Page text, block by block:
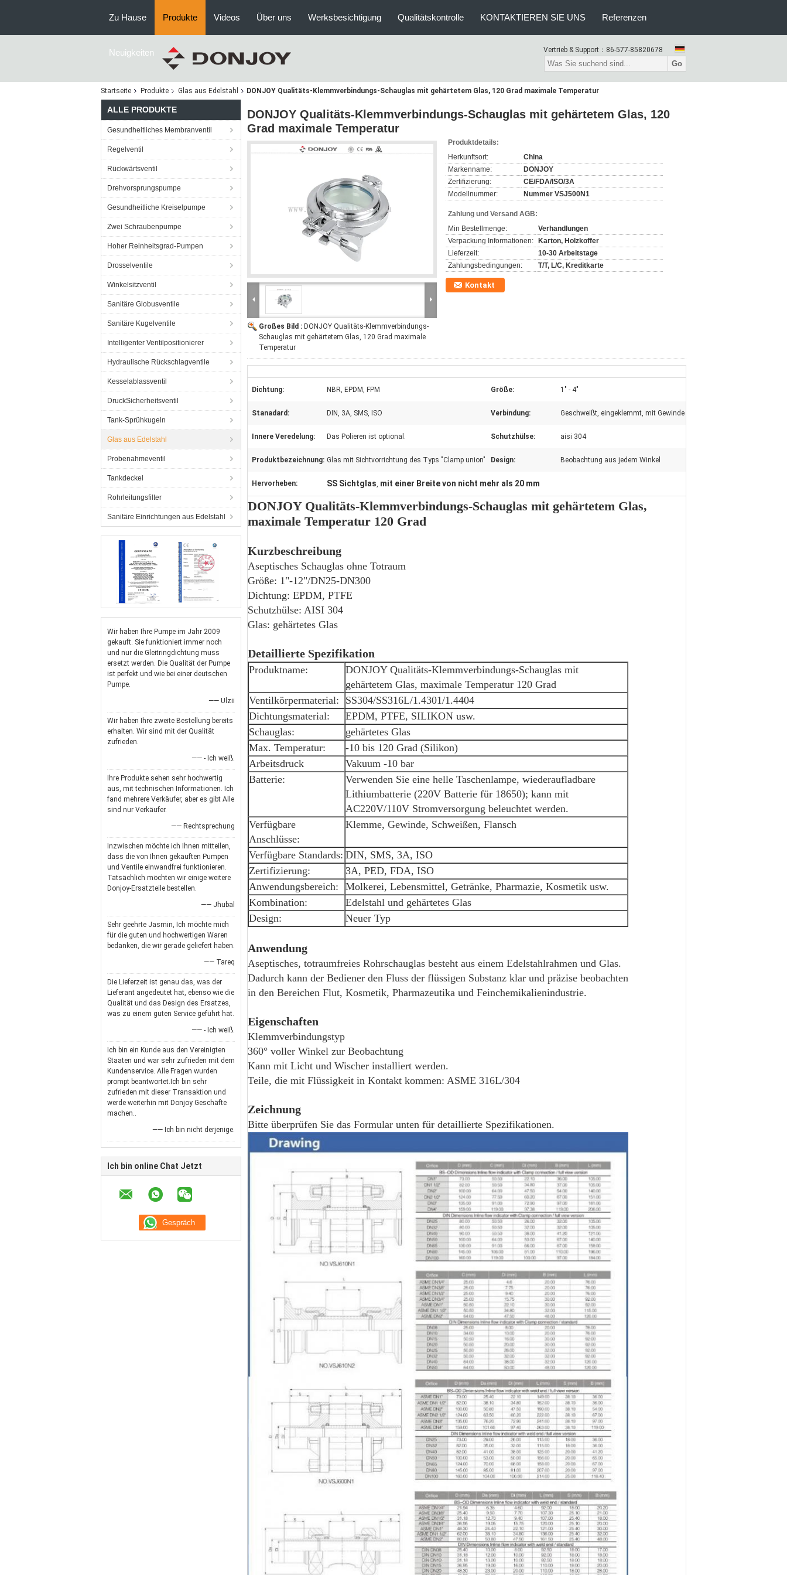
Zu Hause Produkte Videos Über uns Werksbesichtigung Qualitätskontrolle KONTAKTIEREN SIE UNS Referenzen
Neuigkeiten Vertrieb & Support： 86-577-85820678
Go
Startseite Produkte Glas aus Edelstahl DONJOY Qualitäts-Klemmverbindungs-Schauglas mit gehärtetem Glas, 120 Grad maximale Temperatur
ALLE PRODUKTE
Gesundheitliches Membranventil
Regelventil
Rückwärtsventil
Drehvorsprungspumpe
Gesundheitliche Kreiselpumpe
Zwei Schraubenpumpe
Hoher Reinheitsgrad-Pumpen
Drosselventile
Winkelsitzventil
Sanitäre Globusventile
Sanitäre Kugelventile
Intelligenter Ventilpositionierer
Hydraulische Rückschlagventile
Kesselablassventil
DruckSicherheitsventil
Tank-Sprühkugeln
Glas aus Edelstahl
Probenahmeventil
Tankdeckel
Rohrleitungsfilter
Sanitäre Einrichtungen aus Edelstahl
Wir haben Ihre Pumpe im Jahr 2009
gekauft. Sie funktioniert immer noch
und nur die Gleitringdichtung muss
ersetzt werden. Die Qualität der Pumpe
ist perfekt und wie bei einer deutschen
Pumpe.
—— Ulzii
Wir haben Ihre zweite Bestellung bereits
erhalten. Wir sind mit der Qualität
zufrieden.
—— - Ich weiß.
Ihre Produkte sehen sehr hochwertig
aus, mit technischen Informationen. Ich
fand mehrere Verkäufer, aber es gibt Alle
sind nur Verkäufer.
—— Rechtsprechung
Inzwischen möchte ich Ihnen mitteilen,
dass die von Ihnen gekauften Pumpen
und Ventile einwandfrei funktionieren.
Tatsächlich möchten wir einige weitere
Donjoy-Ersatzteile bestellen.
—— Jhubal
Sehr geehrte Jasmin, Ich möchte mich
für die guten und hochwertigen Waren
bedanken, die wir gerade geliefert haben.
—— Tareq
Die Lieferzeit ist genau das, was der
Lieferant angedeutet hat, ebenso wie die
Qualität und das Design des Ersatzes,
was zu einem guten Service geführt hat.
—— - Ich weiß.
Ich bin ein Kunde aus den Vereinigten
Staaten und war sehr zufrieden mit dem
Kundenservice. Alle Fragen wurden
prompt beantwortet.Ich bin sehr
zufrieden mit dieser Transaktion und
werde weiterhin mit Donjoy Geschäfte
machen..
—— Ich bin nicht derjenige.
Ich bin online Chat Jetzt
DONJOY Qualitäts-Klemmverbindungs-Schauglas mit gehärtetem Glas, 120
Grad maximale Temperatur
Großes Bild : DONJOY Qualitäts-Klemmverbindungs-
Schauglas mit gehärtetem Glas, 120 Grad maximale
Temperatur
Produktdetails:
Herkunftsort:
China
Markenname:
DONJOY
Zertifizierung:
CE/FDA/ISO/3A
Modellnummer:
Nummer VSJ500N1
Zahlung und Versand AGB:
Min Bestellmenge:
Verhandlungen
Verpackung Informationen:
Karton, Holzkoffer
Lieferzeit:
10-30 Arbeitstage
Zahlungsbedingungen:
T/T, L/C, Kreditkarte
Kontakt
Dichtung: NBR, EPDM, FPM Größe: 1" - 4"
Stanadard: DIN, 3A, SMS, ISO Verbindung: Geschweißt, eingeklemmt, mit Gewinde
Innere Veredelung: Das Polieren ist optional. Schutzhülse: aisi 304
Produktbezeichnung: Glas mit Sichtvorrichtung des Typs "Clamp union" Design: Beobachtung aus jedem Winkel
Hervorheben: SS Sichtglas, mit einer Breite von nicht mehr als 20 mm
DONJOY Qualitäts-Klemmverbindungs-Schauglas mit gehärtetem Glas,
maximale Temperatur 120 Grad
Kurzbeschreibung
Aseptisches Schauglas ohne Totraum
Größe: 1"-12"/DN25-DN300
Dichtung: EPDM, PTFE
Schutzhülse: AISI 304
Glas: gehärtetes Glas
Detaillierte Spezifikation
Produktname:
DONJOY Qualitäts-Klemmverbindungs-Schauglas mit
gehärtetem Glas, maximale Temperatur 120 Grad
Ventilkörpermaterial:
SS304/SS316L/1.4301/1.4404
Dichtungsmaterial:
EPDM, PTFE, SILIKON usw.
Schauglas:
gehärtetes Glas
Max. Temperatur:
-10 bis 120 Grad (Silikon)
Arbeitsdruck
Vakuum -10 bar
Batterie:
Verwenden Sie eine helle Taschenlampe, wiederaufladbare
Lithiumbatterie (220V Batterie für 18650); kann mit
AC220V/110V Stromversorgung beleuchtet werden.
Verfügbare
Anschlüsse:
Klemme, Gewinde, Schweißen, Flansch
Verfügbare Standards: DIN, SMS, 3A, ISO
Zertifizierung:
3A, PED, FDA, ISO
Anwendungsbereich:
Molkerei, Lebensmittel, Getränke, Pharmazie, Kosmetik usw.
Kombination:
Edelstahl und gehärtetes Glas
Design:
Neuer Typ
Anwendung
Aseptisches, totraumfreies Rohrschauglas besteht aus einem Edelstahlrahmen und Glas.
Dadurch kann der Bediener den Fluss der flüssigen Substanz klar und präzise beobachten
in den Bereichen Flut, Kosmetik, Pharmazeutika und Feinchemikalienindustrie.
Eigenschaften
Klemmverbindungstyp
360° voller Winkel zur Beobachtung
Kann mit Licht und Wischer installiert werden.
Teile, die mit Flüssigkeit in Kontakt kommen: ASME 316L/304
Zeichnung
Bitte überprüfen Sie das Formular unten für detaillierte Spezifikationen.